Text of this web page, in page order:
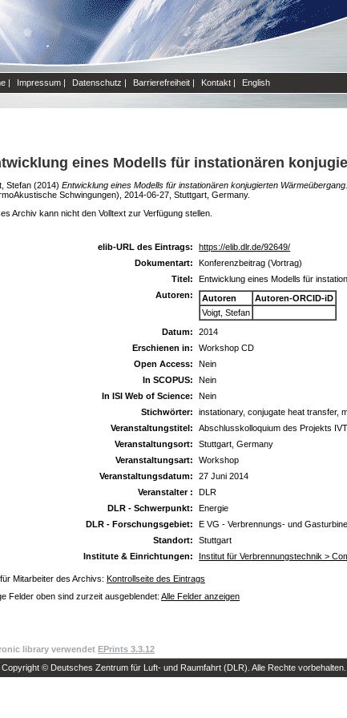
| Impressum | Datenschutz | Barrierefreiheit | Kontakt | English
eines Modells für instationären
Stefan (2014) Entwicklung eines Modells für instationären konjugierten Wärmeübergang.
Schwingungen), 2014-06-27, Stuttgart, Germany.
Archiv kann nicht den Volltext zur Verfügung stellen.
elib-URL des Eintrags:
https://elib.dlr.de/92649/
Dokumentart:
Konferenzbeitrag (Vortrag)
Titel:
Entwicklung eines Modells für
Autoren:
Autoren
Autoren-ORCID-iD
Voigt, Stefan
Datum:
2014
Erschienen in:
Workshop CD
Open Access:
Nein
In SCOPUS:
Nein
In ISI Web of Science:
Nein
Stichwörter:
instationary, conjugate heat transfer,
Veranstaltungstitel:
Abschlusskolloquium des Projekts
Veranstaltungsort:
Stuttgart, Germany
Veranstaltungsart:
Workshop
Veranstaltungsdatum:
27 Juni 2014
Veranstalter :
DLR
DLR - Schwerpunkt:
Energie
DLR - Forschungsgebiet:
E VG - Verbrennungs- und
Standort:
Stuttgart
Institute & Einrichtungen:
Institut für Verbrennungstechnik >
Mitarbeiter des Archivs: Kontrollseite des Eintrags
Felder oben sind zurzeit ausgeblendet: Alle Felder anzeigen
library verwendet EPrints 3.3.12
© Deutsches Zentrum für Luft- und Raumfahrt (DLR). Alle Rechte vorbehalten.